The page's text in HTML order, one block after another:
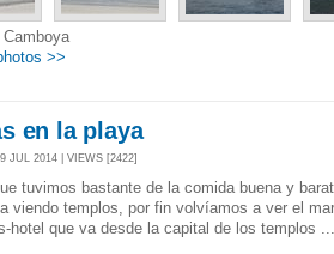
>>
en la playa
JUL 2014 | VIEWS [2422]
tuvimos bastante de la comida buena y
viendo templos, por fin volvíamos a ver el
hotel que va desde la capital de los templos